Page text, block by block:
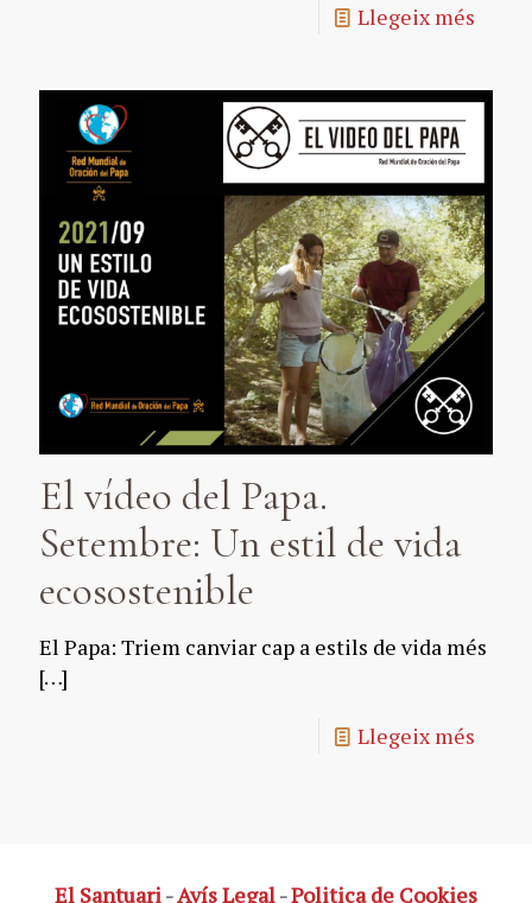
Llegeix més
El vídeo del Papa.
Setembre: Un estil de vida
ecosostenible
El Papa: Triem canviar cap a estils de vida més
[…]
Llegeix més
El Santuari-Avís Legal-Politica de Cookies